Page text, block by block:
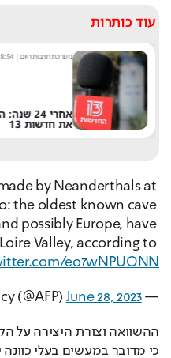
עוד כותרות
מערכת תרבות היום|
8:54
אחרי 24
את חדשות 13
by Neanderthals at
the oldest known cave
possibly Europe, have
Loire Valley, according to
eo7wNPUONN
— AFP News Agency (@AFP)
June 28, 2023